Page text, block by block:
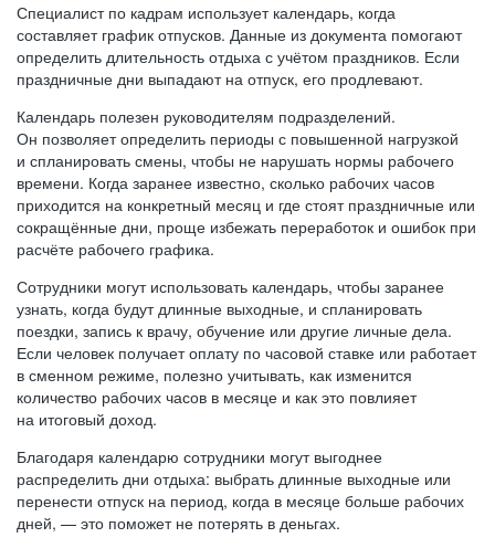
Специалист по кадрам использует календарь, когда
составляет график отпусков. Данные из документа помогают
определить длительность отдыха с учётом праздников. Если
праздничные дни выпадают на отпуск, его продлевают.
Календарь полезен руководителям подразделений.
Он позволяет определить периоды с повышенной нагрузкой
и спланировать смены, чтобы не нарушать нормы рабочего
времени. Когда заранее известно, сколько рабочих часов
приходится на конкретный месяц и где стоят праздничные или
сокращённые дни, проще избежать переработок и ошибок при
расчёте рабочего графика.
Сотрудники могут использовать календарь, чтобы заранее
узнать, когда будут длинные выходные, и спланировать
поездки, запись к врачу, обучение или другие личные дела.
Если человек получает оплату по часовой ставке или работает
в сменном режиме, полезно учитывать, как изменится
количество рабочих часов в месяце и как это повлияет
на итоговый доход.
Благодаря календарю сотрудники могут выгоднее
распределить дни отдыха: выбрать длинные выходные или
перенести отпуск на период, когда в месяце больше рабочих
дней, — это поможет не потерять в деньгах.